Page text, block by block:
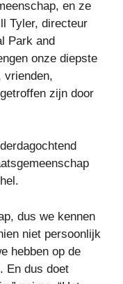
en ze
Tyler, directeur
Park and
onze diepste
vrienden,
zijn door
dus we kennen
niet persoonlijk
hebben op de
En dus doet